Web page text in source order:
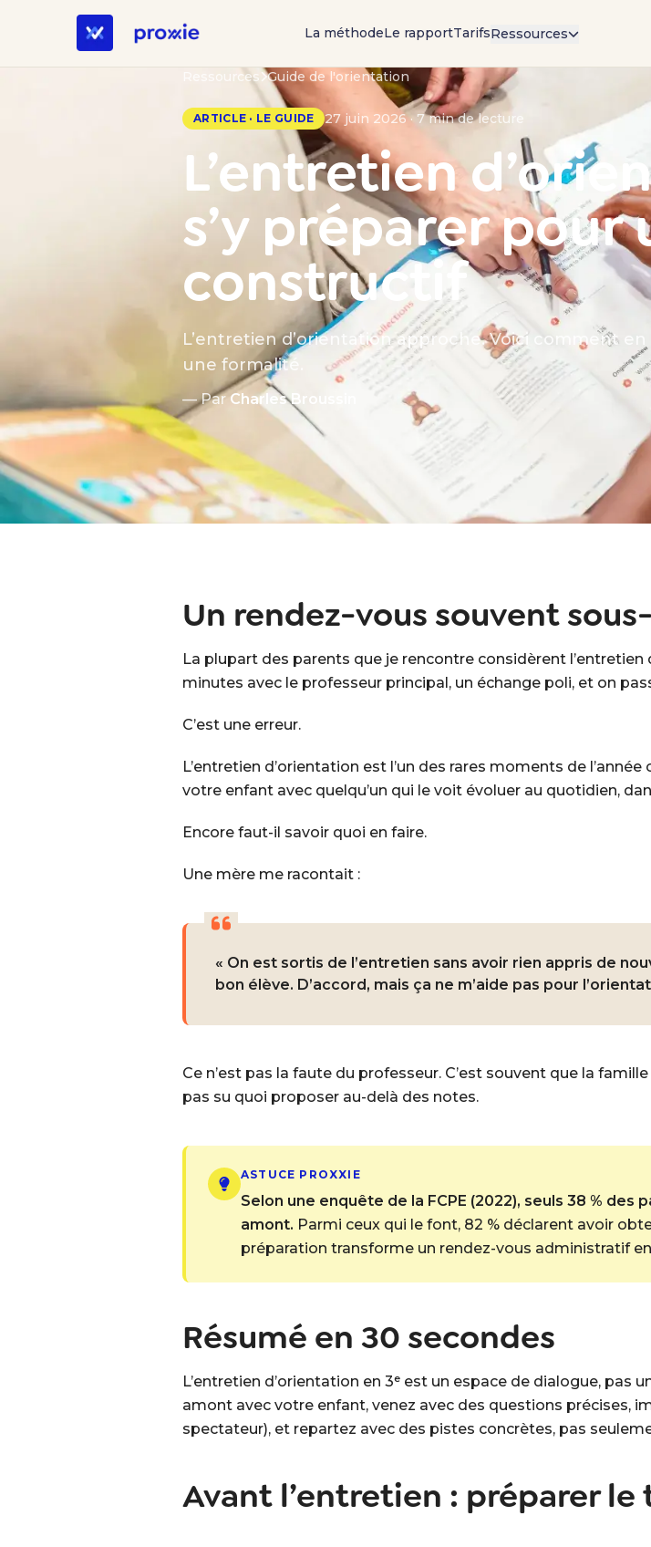
La méthodeLe rapportTarifsRessources
Ressources Guide de l'orientation
ARTICLE · LE GUIDE 27 juin 2026 · 7 min de lecture
L’entretien
s’y préparer pour
constructif
L’entretien d’orientation approche. Voici comment
une formalité.
— Par Charles Broussin
Un rendez-vous souvent
La plupart des parents que je rencontre considèrent
minutes avec le professeur principal, un échange poli, et on
C’est une erreur.
L’entretien d’orientation est l’un des rares moments de l’année
votre enfant avec quelqu’un qui le voit évoluer au quotidien,
Encore faut-il savoir quoi en faire.
Une mère me racontait :
« On est sortis de l’entretien sans avoir rien appris de
bon élève. D’accord, mais ça ne m’aide pas pour
Ce n’est pas la faute du professeur. C’est souvent que la
pas su quoi proposer au-delà des notes.
ASTUCE PROXXIE
Selon une enquête de la FCPE (2022), seuls 38 %
amont. Parmi ceux qui le font, 82 % déclarent avoir
préparation transforme un rendez-vous administratif
Résumé en 30 secondes
L’entretien d’orientation en 3ᵉ est un espace de dialogue, pas
amont avec votre enfant, venez avec des questions précises,
spectateur), et repartez avec des pistes concrètes, pas
Avant l’entretien : préparer le